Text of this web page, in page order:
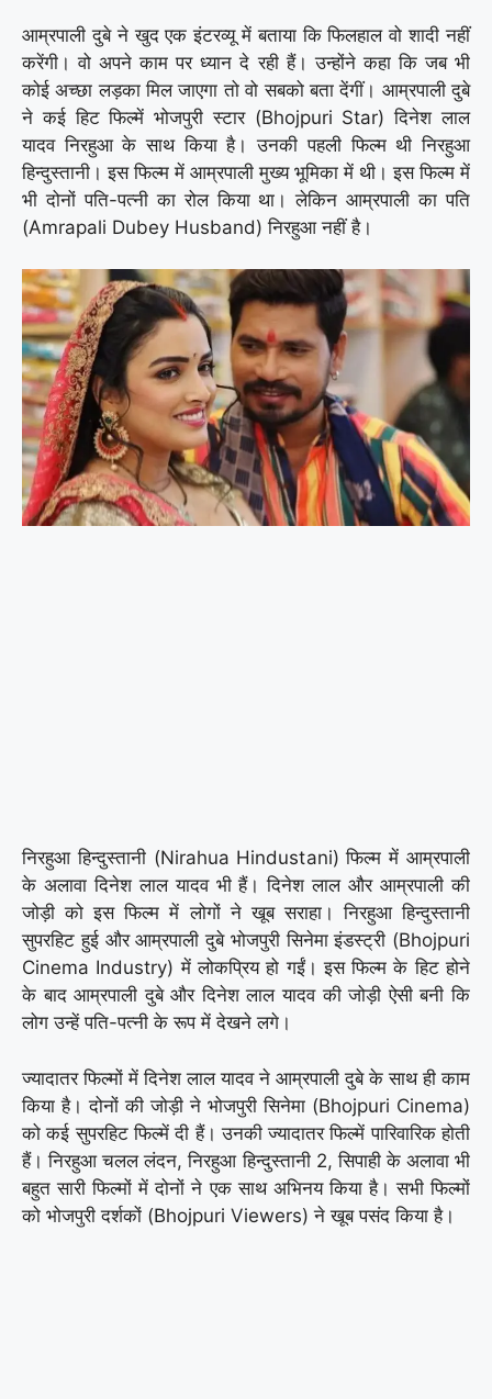
आम्रपाली दुबे ने खुद एक इंटरव्यू में बताया कि फिलहाल वो शादी नहीं
करेंगी। वो अपने काम पर ध्यान दे रही हैं। उन्होंने कहा कि जब भी
कोई अच्छा लड़का मिल जाएगा तो वो सबको बता देंगीं। आम्रपाली दुबे
ने कई हिट फिल्में भोजपुरी स्टार (Bhojpuri Star) दिनेश लाल
यादव निरहुआ के साथ किया है। उनकी पहली फिल्म थी निरहुआ
हिन्दुस्तानी। इस फिल्म में आम्रपाली मुख्य भूमिका में थी। इस फिल्म में
भी दोनों पति-पत्नी का रोल किया था। लेकिन आम्रपाली का पति
(Amrapali Dubey Husband) निरहुआ नहीं है।
निरहुआ हिन्दुस्तानी (Nirahua Hindustani) फिल्म में आम्रपाली
के अलावा दिनेश लाल यादव भी हैं। दिनेश लाल और आम्रपाली की
जोड़ी को इस फिल्म में लोगों ने खूब सराहा। निरहुआ हिन्दुस्तानी
सुपरहिट हुई और आम्रपाली दुबे भोजपुरी सिनेमा इंडस्ट्री (Bhojpuri
Cinema Industry) में लोकप्रिय हो गईं। इस फिल्म के हिट होने
के बाद आम्रपाली दुबे और दिनेश लाल यादव की जोड़ी ऐसी बनी कि
लोग उन्हें पति-पत्नी के रूप में देखने लगे।
ज्यादातर फिल्मों में दिनेश लाल यादव ने आम्रपाली दुबे के साथ ही काम
किया है। दोनों की जोड़ी ने भोजपुरी सिनेमा (Bhojpuri Cinema)
को कई सुपरहिट फिल्में दी हैं। उनकी ज्यादातर फिल्में पारिवारिक होती
हैं। निरहुआ चलल लंदन, निरहुआ हिन्दुस्तानी 2, सिपाही के अलावा भी
बहुत सारी फिल्मों में दोनों ने एक साथ अभिनय किया है। सभी फिल्मों
को भोजपुरी दर्शकों (Bhojpuri Viewers) ने खूब पसंद किया है।